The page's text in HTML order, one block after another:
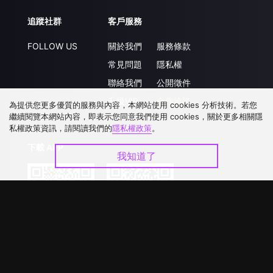
追蹤社群
FOLLOW US
客戶服務
關於我們
常見問題
聯絡我們
升級VIP
服務條款
隱私權
公開徵件
合作洽談
下載 APP
為提供您更多優質的服務與內容，本網站使用 cookies 分析技術。若您
繼續閱覽本網站內容，即表示您同意我們使用 cookies，關於更多相關隱
私權政策資訊，請閱讀我們的隱私權政策。
我知道了